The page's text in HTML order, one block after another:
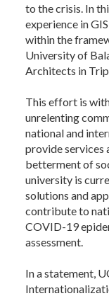
to the crisis. In
experience in
within the
University of
Architects in
This effort is
unrelenting
national and
provide services
betterment of
university is
solutions and
contribute to
COVID-19
assessment.
In a statement,